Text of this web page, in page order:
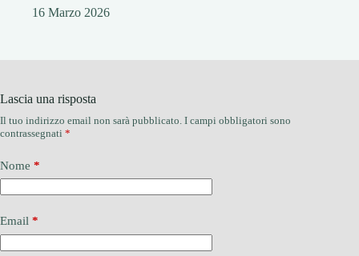
16 Marzo 2026
Lascia una risposta
Il tuo indirizzo email non sarà pubblicato. I campi obbligatori sono
contrassegnati *
Nome *
Email *